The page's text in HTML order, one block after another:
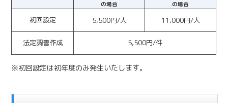
の場合
の場合
初回設定 5,500円/人 11,000円/人
法定調書作成 5,500円/件
※初回設定は初年度のみ発生いたします。